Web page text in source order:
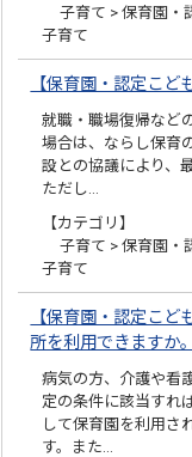
子育て > 保育園・
子育て
【保育園・認定こど
就職・職場復帰など
場合は、ならし保育
設との協議により、
ただし…
【カテゴリ】
子育て > 保育園・
子育て
【保育園・認定こ
所を利用できますか。
病気の方、介護や看
定の条件に該当すれ
して保育園を利用さ
す。また…